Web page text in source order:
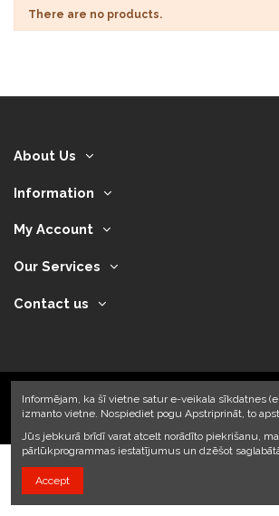
There are no products.
About Us
Information
My Account
Our Services
Contact us
2024 © Armando Auto SIA
Informējam, ka šī vietne satur e-veikala sīkdatnes
izmanto vietne. Nospiediet pogu Apstriprināt, to
Jūs jebkurā brīdī varat atcelt norādīto piekrišanu,
pārlūkprogrammas iestatījumus un dzēšot
Accept